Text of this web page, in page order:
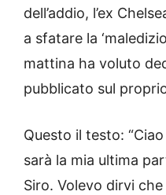
dell’addio, l’ex
a sfatare la
mattina ha voluto
pubblicato sul
Questo il testo:
sarà la mia ultima
Siro. Volevo dirvi che